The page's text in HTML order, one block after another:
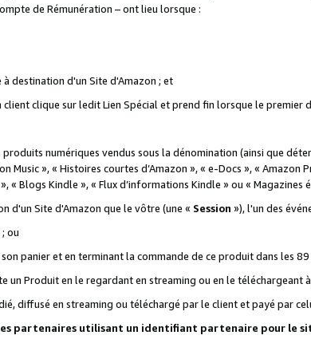
de Rémunération – ont lieu lorsque :
destination d'un Site d'Amazon ; et
clique sur ledit Lien Spécial et prend fin lorsque le premier
numériques vendus sous la dénomination (ainsi que
», « Histoires courtes d’Amazon », « e-Docs », « Amazon
« Blogs Kindle », « Flux d’informations Kindle » ou «
d'un Site d'Amazon que le vôtre (une « Session »), l'un des
ou
panier et en terminant la commande de ce produit dans les
Produit en le regardant en streaming ou en le téléchargeant
diffusé en streaming ou téléchargé par le client et payé par
partenaires utilisant un identifiant partenaire pour le